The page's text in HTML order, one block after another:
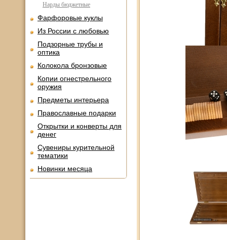
Нарды бюджетные
Фарфоровые куклы
Из России с любовью
Подзорные трубы и
оптика
Колокола бронзовые
Копии огнестрельного
оружия
Предметы интерьера
Православные подарки
Открытки и конверты для
денег
Сувениры курительной
тематики
Новинки месяца